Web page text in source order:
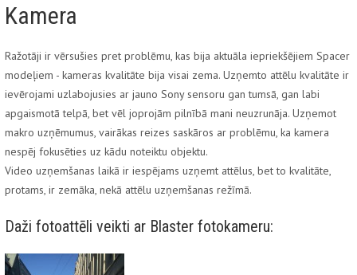
Kamera
Ražotāji ir vērsušies pret problēmu, kas bija aktuāla iepriekšējiem Spacer
modeļiem - kameras kvalitāte bija visai zema. Uzņemto attēlu kvalitāte ir
ievērojami uzlabojusies ar jauno Sony sensoru gan tumsā, gan labi
apgaismotā telpā, bet vēl joprojām pilnībā mani neuzrunāja. Uzņemot
makro uzņēmumus, vairākas reizes saskāros ar problēmu, ka kamera
nespēj fokusēties uz kādu noteiktu objektu.
Video uzņemšanas laikā ir iespējams uzņemt attēlus, bet to kvalitāte,
protams, ir zemāka, nekā attēlu uzņemšanas režīmā.
Daži fotoattēli veikti ar Blaster fotokameru: